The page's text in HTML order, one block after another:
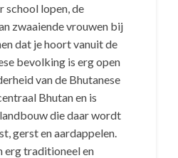
school lopen, de
zwaaiende vrouwen bij
dat je hoort vanuit de
bevolking is erg open
van de Bhutanese
Bhutan en is
die daar wordt
gerst en aardappelen.
erg traditioneel en